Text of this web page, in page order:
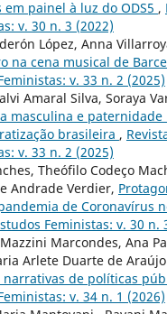
em painel à luz do ODS5 ,
v. 30 n. 3 (2022)
López, Anna
na cena musical de
v. 33 n. 2 (2025)
Amaral Silva, Soraya
masculina e paternidade
brasileira ,
v. 33 n. 2 (2025)
Theófilo Codeço
Andrade Verdier,
de Coronavírus
Feministas: v. 30 n.
Marcondes, Ana
Arlete Duarte de
narrativas de políticas
v. 34 n. 1 (2026)